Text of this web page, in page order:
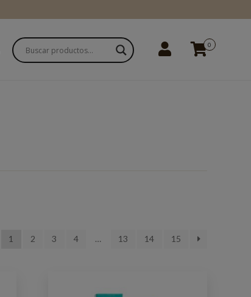
0
1 2 3 4 … 13 14 15